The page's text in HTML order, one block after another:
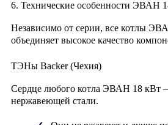
6. Технические особенности ЭВАН
Независимо от серии, все котлы
объединяет высокое качество
ТЭНы Backer (Чехия)
Сердце любого котла ЭВАН 18 кВт
нержавеющей стали.